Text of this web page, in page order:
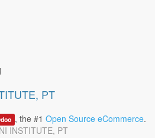
PT
, the #1 Open Source eCommerce.
INSTITUTE, PT